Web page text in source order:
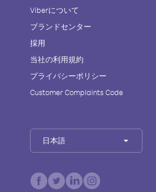
Viberについて
ブランドセンター
採用
当社の利用規約
プライバシーポリシー
Customer Complaints Code
日本語